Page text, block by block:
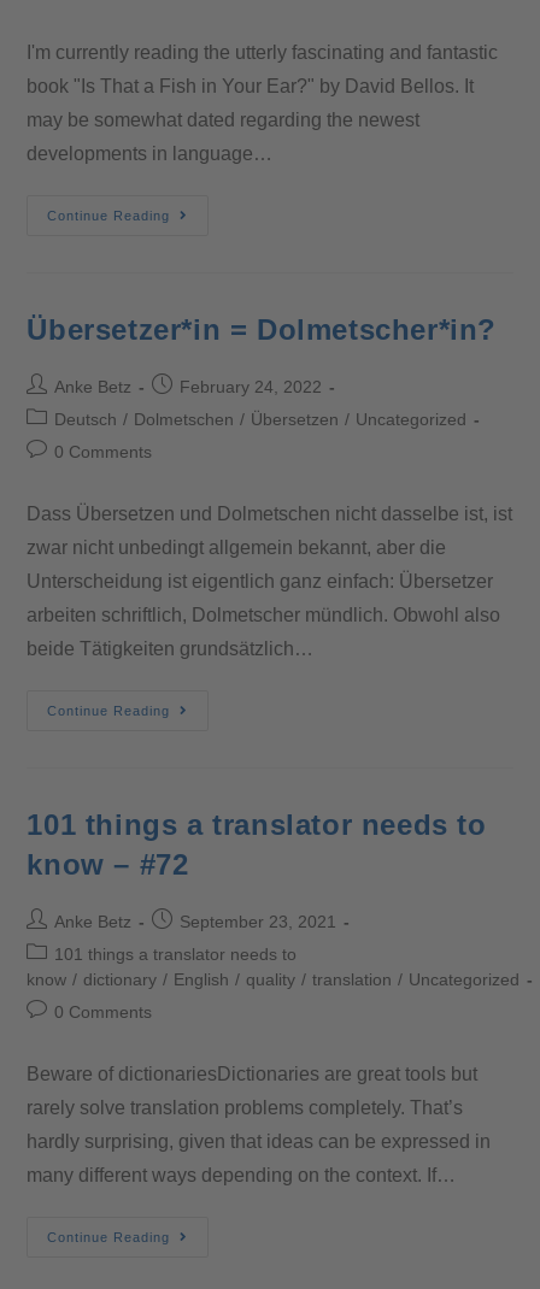
I'm currently reading the utterly fascinating and fantastic
book "Is That a Fish in Your Ear?" by David Bellos. It
may be somewhat dated regarding the newest
developments in language…
Continue Reading
Übersetzer*in = Dolmetscher*in?
Anke Betz
February 24, 2022
Deutsch / Dolmetschen / Übersetzen / Uncategorized
0 Comments
Dass Übersetzen und Dolmetschen nicht dasselbe ist, ist
zwar nicht unbedingt allgemein bekannt, aber die
Unterscheidung ist eigentlich ganz einfach: Übersetzer
arbeiten schriftlich, Dolmetscher mündlich. Obwohl also
beide Tätigkeiten grundsätzlich…
Continue Reading
101 things a translator needs to
know – #72
Anke Betz
September 23, 2021
101 things a translator needs to
know / dictionary / English / quality / translation / Uncategorized
0 Comments
Beware of dictionariesDictionaries are great tools but
rarely solve translation problems completely. That’s
hardly surprising, given that ideas can be expressed in
many different ways depending on the context. If…
Continue Reading